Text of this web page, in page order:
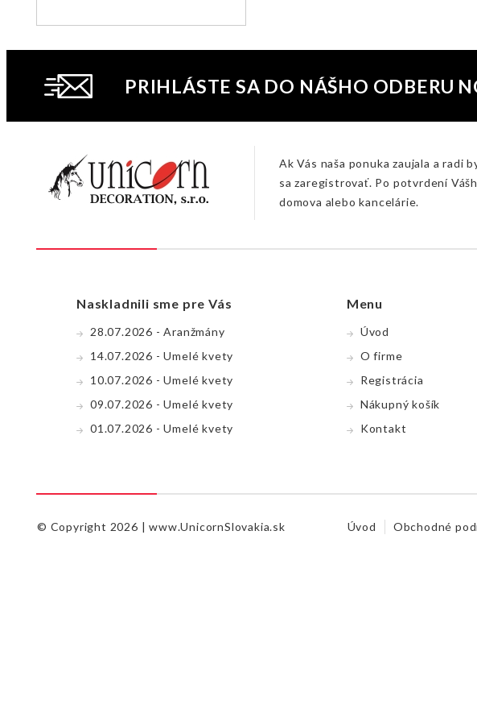
PRIHLÁSTE SA DO NÁŠHO ODBERU
Ak Vás naša ponuka zaujala a radi
sa zaregistrovať. Po potvrdení
domova alebo kancelárie.
Naskladnili sme pre Vás
28.07.2026 - Aranžmány
14.07.2026 - Umelé kvety
10.07.2026 - Umelé kvety
09.07.2026 - Umelé kvety
01.07.2026 - Umelé kvety
Menu
Úvod
O firme
Registrácia
Nákupný koší­k
Kontakt
© Copyright 2026 |www.UnicornSlovakia.sk Úvod Obchodné